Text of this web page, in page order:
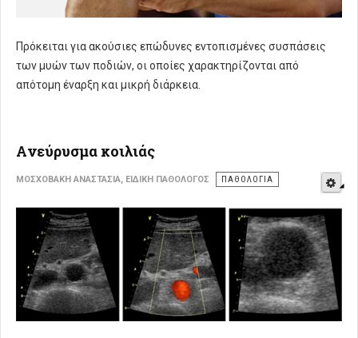
Πρόκειται για ακούσιες επώδυνες εντοπισμένες συσπάσεις
των μυών των ποδιών, οι οποίες χαρακτηρίζονται από
απότομη έναρξη και μικρή διάρκεια.
Aνεύρυσμα κοιλιάς
ΜΟΣΧΟΒΆΚΗ ΑΝΑΣΤΑΣΊΑ, ΕΙΔΙΚΉ ΠΑΘΟΛΌΓΟΣ ΠΑΘΟΛΟΓΊΑ